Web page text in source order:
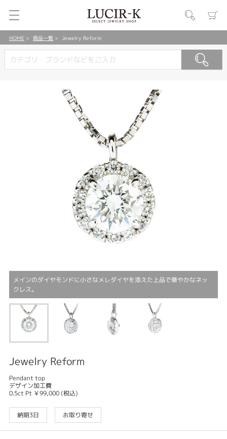
HOME 商品一覧 Jewelry Reform
メインのダイヤモンドに小さなメレダイヤを添えた上品で華やかなネッ
クレス。
Jewelry Reform
Pendant top
デザイン加工費
0.5ct Pt ￥99,000 (税込)
納期3日 お取り寄せ